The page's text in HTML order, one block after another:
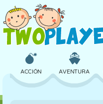
ACCIÓN AVENTURA